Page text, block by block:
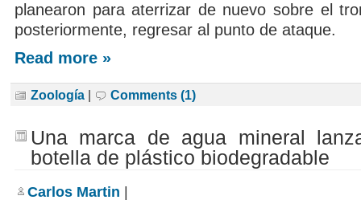
planearon para aterrizar de nuevo sobre el
posteriormente, regresar al punto de ataque.
Read more »
Zoología | Comments (1)
Una marca de agua mineral
botella de plástico biodegradable
Carlos Martin